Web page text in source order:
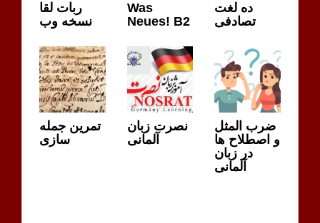
ربات لقا
نسخه وب
Was
Neues! B2
ده لغت
تصادفی
تمرین جمله
سازی
نصرت زبان
آلمانی
ضرب المثل
و اصطلاح ها
در زبان
آلمانی